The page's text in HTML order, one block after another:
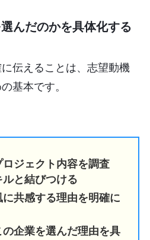
んだのかを具体化する
伝えることは、志望動機
基本です。
ジェクト内容を調査
ルと結びつける
共感する理由を明確に
企業を選んだ理由を具